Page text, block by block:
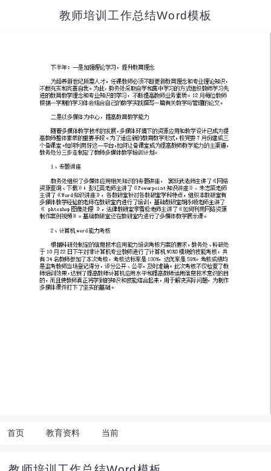
教师培训工作总结Word模板
首页 教育资料 当前